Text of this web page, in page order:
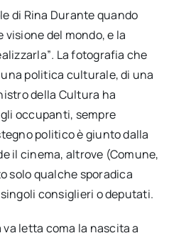
di Rina Durante quando
del mondo, e la
. La fotografia che
una politica culturale, di una
della Cultura ha
occupanti, sempre
politico è giunto dalla
il cinema, altrove (Comune,
solo qualche sporadica
consiglieri o deputati.
va letta coma la nascita a